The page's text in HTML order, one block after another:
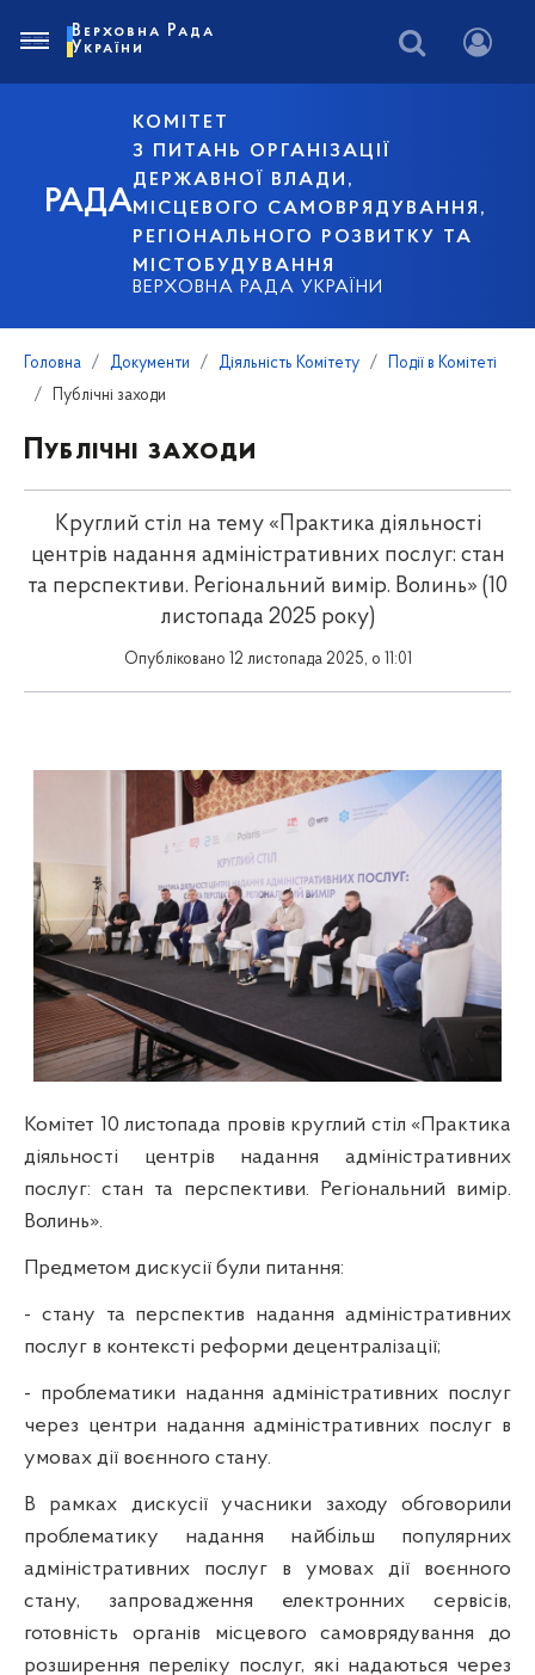
РАДА
КОМІТЕТ
З ПИТАНЬ ОРГАНІЗАЦІЇ
ДЕРЖАВНОЇ ВЛАДИ,
МІСЦЕВОГО САМОВРЯДУВАННЯ,
РЕГІОНАЛЬНОГО РОЗВИТКУ ТА
МІСТОБУДУВАННЯ
ВЕРХОВНА РАДА УКРАЇНИ
Верховна Рада
України
Головна Документи Діяльність Комітету
Події в Комітеті
Публічні заходи
Публічні заходи
Круглий стіл на тему «Практика діяльності
центрів надання адміністративних послуг: стан
та перспективи. Регіональний вимір. Волинь» (10
листопада 2025 року)
Опубліковано 12 листопада 2025, о 11:01
Комітет 10 листопада провів круглий стіл «Практика
діяльності центрів надання адміністративних
послуг: стан та перспективи. Регіональний вимір.
Волинь».
Предметом дискусії були питання:
- стану та перспектив надання адміністративних
послуг в контексті реформи децентралізації;
- проблематики надання адміністративних послуг
через центри надання адміністративних послуг в
умовах дії воєнного стану.
В рамках дискусії учасники заходу обговорили
проблематику надання найбільш популярних
адміністративних послуг в умовах дії воєнного
стану, запровадження електронних сервісів,
готовність органів місцевого самоврядування до
розширення переліку послуг, які надаються через